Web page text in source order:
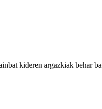
kideren argazkiak behar